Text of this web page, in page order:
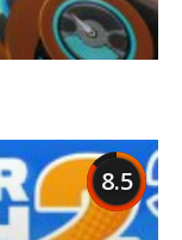
8.5